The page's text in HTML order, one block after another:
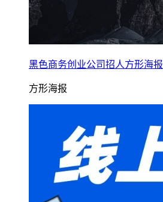
黑色商务创业公司招人方形海报
方形海报